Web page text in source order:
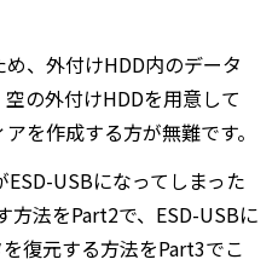
、外付けHDD内のデータ
の外付けHDDを用意して
を作成する方が無難です。
USBになってしまった
方法をPart2で、ESD-USBに
復元する方法をPart3でこ